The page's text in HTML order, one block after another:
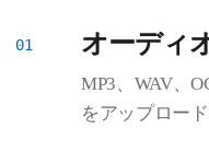
オーディ
MP3、WAV、
をアップロード